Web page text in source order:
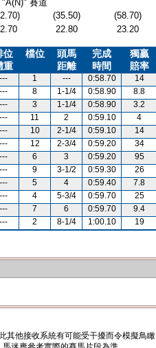
賽道
(35.50)
(58.70)
22.80 23.20
位
重
檔位
頭馬
距離
完成
時間
獨贏
賠率
--- 1 --- 0:58.70
14
--- 8 1-1/4 0:58.90
8.8
--- 3 1-1/4 0:58.90
3.2
--- 11 2 0:59.10
4
--- 10 2-1/4 0:59.10
14
--- 12 2-3/4 0:59.20
34
--- 6 3 0:59.20
95
--- 9 3-1/2 0:59.30
26
--- 5 4 0:59.40
7.8
--- 4 5-3/4 0:59.70
25
--- 7 6 0:59.70
9.4
--- 2 8-1/4 1:00.10 19
其他接收系統有可能受干擾而令模擬鳥瞰